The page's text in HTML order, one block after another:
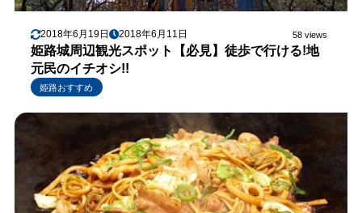
2018年6月19日 2018年6月11日 58 views
姫路城周辺観光スポット【必見】徒歩で行ける!地
元民のイチオシ!!
姫路おすすめ